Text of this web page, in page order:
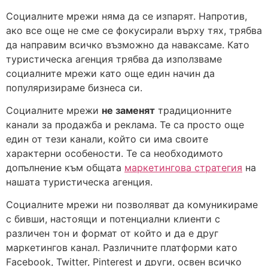
Социалните мрежи няма да се изпарят. Напротив,
ако все още не сме се фокусирали върху тях, трябва
да направим всичко възможно да наваксаме. Като
туристическа агенция трябва да използваме
социалните мрежи като още един начин да
популяризираме бизнеса си.
Социалните мрежи не заменят традиционните
канали за продажба и реклама. Те са просто още
един от тези канали, който си има своите
характерни особености. Те са необходимото
допълнение към общата маркетингова стратегия на
нашата туристическа агенция.
Социалните мрежи ни позволяват да комуникираме
с бивши, настоящи и потенциални клиенти с
различен тон и формат от който и да е друг
маркетингов канал. Различните платформи като
Facebook, Twitter, Pinterest и други, освен всичко